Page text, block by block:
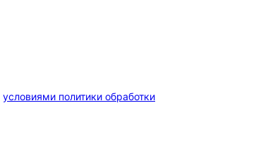
условиями политики обработки